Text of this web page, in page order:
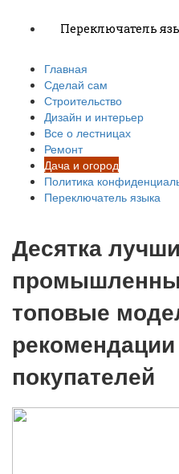
Переключатель
Главная
Сделай сам
Строительство
Дизайн и интерьер
Все о лестницах
Ремонт
Дача и огород
Политика
Переключатель языка
Десятка
топовые
покупателей